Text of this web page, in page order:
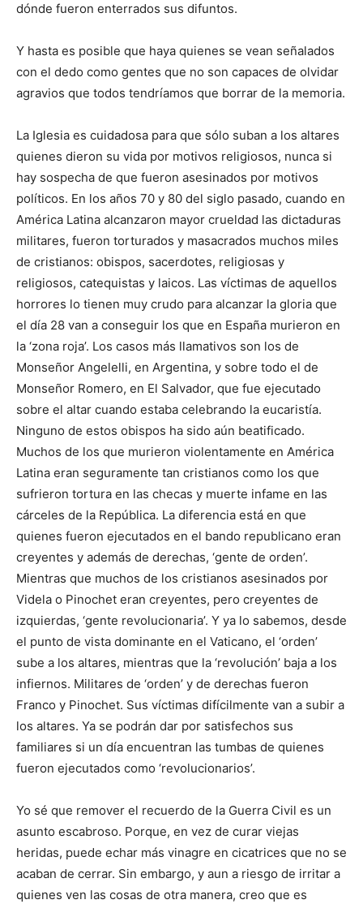
dónde fueron enterrados sus difuntos.
Y hasta es posible que haya quienes se vean señalados
con el dedo como gentes que no son capaces de olvidar
agravios que todos tendríamos que borrar de la memoria.
La Iglesia es cuidadosa para que sólo suban a los altares
quienes dieron su vida por motivos religiosos, nunca si
hay sospecha de que fueron asesinados por motivos
políticos. En los años 70 y 80 del siglo pasado, cuando en
América Latina alcanzaron mayor crueldad las dictaduras
militares, fueron torturados y masacrados muchos miles
de cristianos: obispos, sacerdotes, religiosas y
religiosos, catequistas y laicos. Las víctimas de aquellos
horrores lo tienen muy crudo para alcanzar la gloria que
el día 28 van a conseguir los que en España murieron en
la ‘zona roja’. Los casos más llamativos son los de
Monseñor Angelelli, en Argentina, y sobre todo el de
Monseñor Romero, en El Salvador, que fue ejecutado
sobre el altar cuando estaba celebrando la eucaristía.
Ninguno de estos obispos ha sido aún beatificado.
Muchos de los que murieron violentamente en América
Latina eran seguramente tan cristianos como los que
sufrieron tortura en las checas y muerte infame en las
cárceles de la República. La diferencia está en que
quienes fueron ejecutados en el bando republicano eran
creyentes y además de derechas, ‘gente de orden’.
Mientras que muchos de los cristianos asesinados por
Videla o Pinochet eran creyentes, pero creyentes de
izquierdas, ‘gente revolucionaria’. Y ya lo sabemos, desde
el punto de vista dominante en el Vaticano, el ‘orden’
sube a los altares, mientras que la ‘revolución’ baja a los
infiernos. Militares de ‘orden’ y de derechas fueron
Franco y Pinochet. Sus víctimas difícilmente van a subir a
los altares. Ya se podrán dar por satisfechos sus
familiares si un día encuentran las tumbas de quienes
fueron ejecutados como ‘revolucionarios’.
Yo sé que remover el recuerdo de la Guerra Civil es un
asunto escabroso. Porque, en vez de curar viejas
heridas, puede echar más vinagre en cicatrices que no se
acaban de cerrar. Sin embargo, y aun a riesgo de irritar a
quienes ven las cosas de otra manera, creo que es